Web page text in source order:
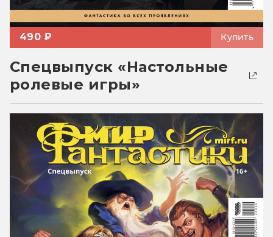
490 ₽ Купить
Спецвыпуск «Настольные
ролевые игры»